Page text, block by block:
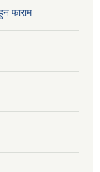
फाराम